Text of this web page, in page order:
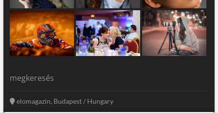
megkeresés
elomagazin, Budapest / Hungary